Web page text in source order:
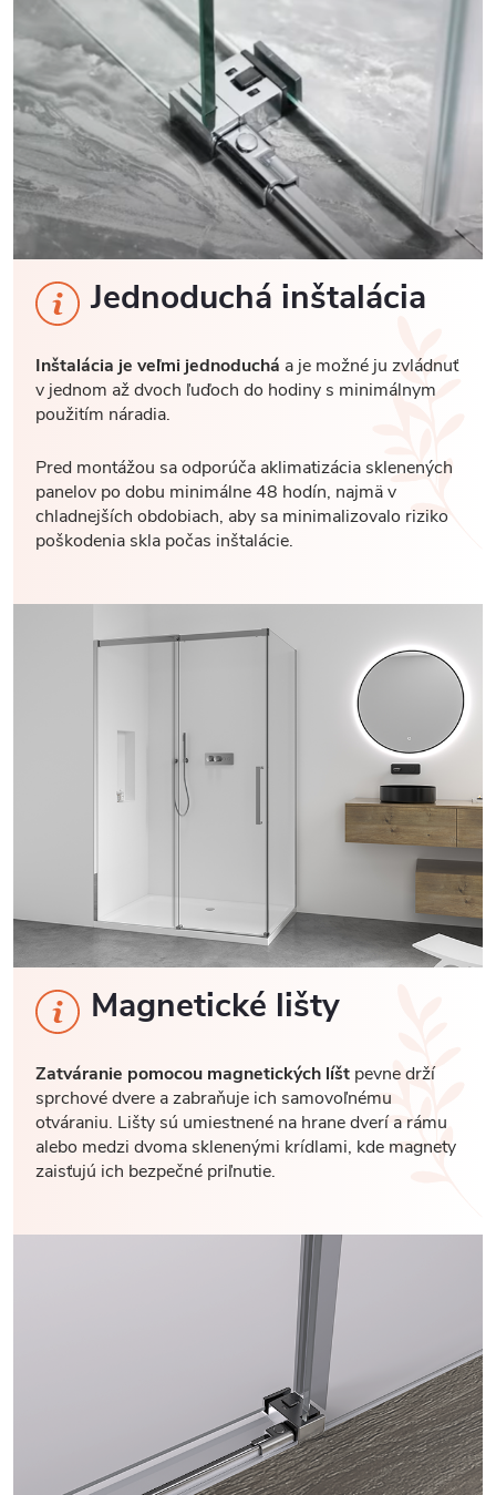
Jednoduchá inštalácia
Inštalácia je veľmi jednoduchá a je možné ju zvládnuť
v jednom až dvoch ľuďoch do hodiny s minimálnym
použitím náradia.
Pred montážou sa odporúča aklimatizácia sklenených
panelov po dobu minimálne 48 hodín, najmä v
chladnejších obdobiach, aby sa minimalizovalo riziko
poškodenia skla počas inštalácie.
Magnetické lišty
Zatváranie pomocou magnetických líšt pevne drží
sprchové dvere a zabraňuje ich samovoľnému
otváraniu. Lišty sú umiestnené na hrane dverí a rámu
alebo medzi dvoma sklenenými krídlami, kde magnety
zaisťujú ich bezpečné priľnutie.